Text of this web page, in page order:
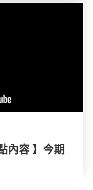
內容 】今期